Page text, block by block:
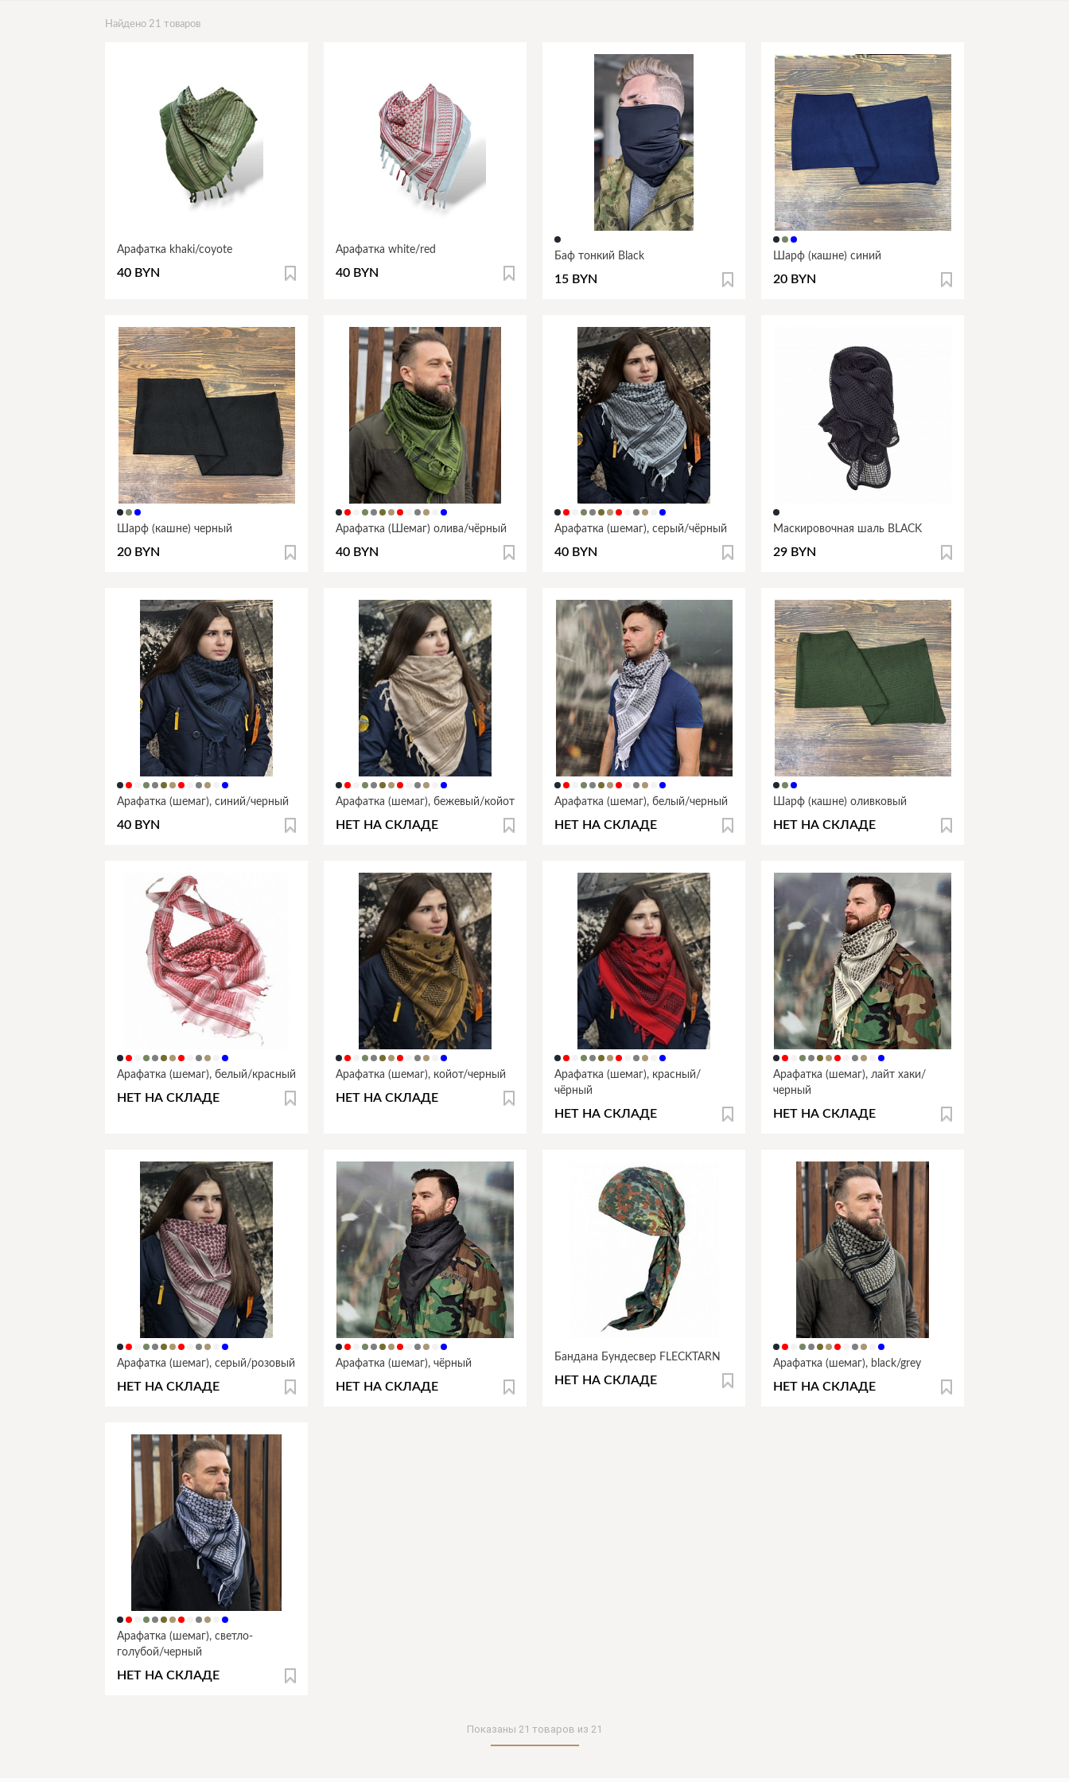
Найдено 21 товаров
Арафатка khaki/coyote
40 BYN
Арафатка white/red
40 BYN
Баф тонкий Black
15 BYN
Шарф (кашне) синий
20 BYN
Шарф (кашне) черный
20 BYN
Арафатка (Шемаг) олива/чёрный
40 BYN
Арафатка (шемаг), серый/чёрный
40 BYN
Маскировочная шаль BLACK
29 BYN
Арафатка (шемаг), синий/черный
40 BYN
Арафатка (шемаг), бежевый/койот
НЕТ НА СКЛАДЕ
Арафатка (шемаг), белый/черный
НЕТ НА СКЛАДЕ
Шарф (кашне) оливковый
НЕТ НА СКЛАДЕ
Арафатка (шемаг), белый/красный
НЕТ НА СКЛАДЕ
Арафатка (шемаг), койот/черный
НЕТ НА СКЛАДЕ
Арафатка (шемаг), красный/
чёрный
НЕТ НА СКЛАДЕ
Арафатка (шемаг), лайт хаки/
черный
НЕТ НА СКЛАДЕ
Арафатка (шемаг), серый/розовый
НЕТ НА СКЛАДЕ
Арафатка (шемаг), чёрный
НЕТ НА СКЛАДЕ
Бандана Бундесвер FLECKTARN
НЕТ НА СКЛАДЕ
Арафатка (шемаг), black/grey
НЕТ НА СКЛАДЕ
Арафатка (шемаг), светло-
голубой/черный
НЕТ НА СКЛАДЕ
Показаны 21 товаров из 21